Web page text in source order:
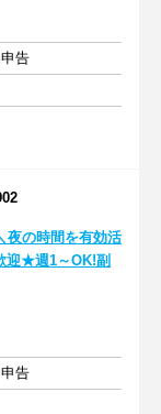
告
夜の時間を有効活
迎★週1～OK!副
告